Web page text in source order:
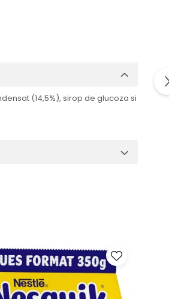
(14,5%), sirop de glucoza si